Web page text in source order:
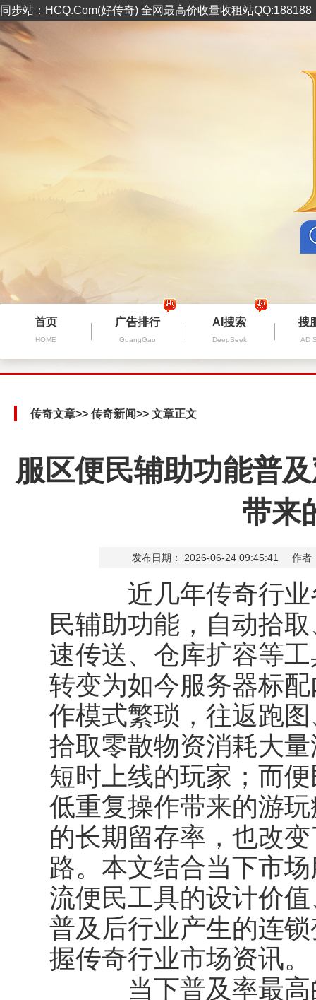
同步站：HCQ.Com(好传奇) 全网最高价收量收租站
首页
HOME
广告排行
GuangGao
AI搜索
DeepSeek
搜
AD
传奇文章>> 传奇新闻>> 文章正文
服区便民辅助功能普
带来
发布日期： 2026-06-24 09:45:41 作者
近几年传奇行业各
民辅助功能，自动拾
速传送、仓库扩容等
转变为如今服务器标
作模式繁琐，往返跑
拾取零散物资消耗大
短时上线的玩家；而
低重复操作带来的游
的长期留存率，也改
路。本文结合当下市
流便民工具的设计价
普及后行业产生的连
握传奇行业市场资讯。
当下普及率最高的